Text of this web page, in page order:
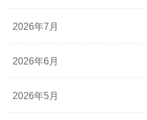
2026年7月
2026年6月
2026年5月